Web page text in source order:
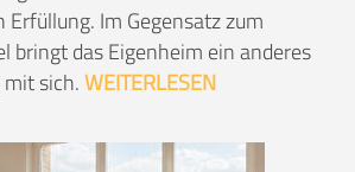
Im Gegensatz zum
bringt das Eigenheim ein anderes
sich.WEITERLESEN